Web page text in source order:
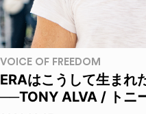
VOICE OF FREEDOM
ERAはこうして生まれ
──TONY ALVA / トニ